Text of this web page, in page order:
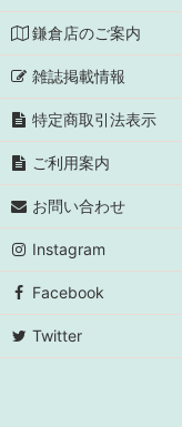
鎌倉店のご案内
雑誌掲載情報
特定商取引法表示
ご利用案内
お問い合わせ
Instagram
Facebook
Twitter